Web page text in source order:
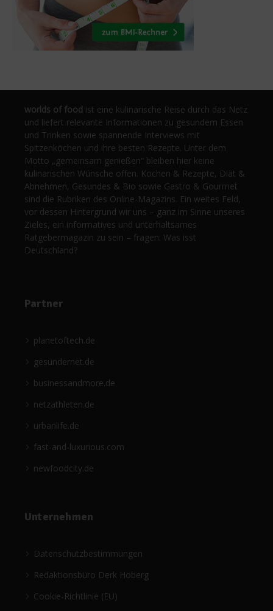
worlds of food ist eine kulinarische Reise durch das Netz
und liefert relevante Informationen zu gesundem Essen
und Trinken sowie spannende Interviews mit
Spitzenköchen und ihre besten Rezepte. Unter dem
Motto „gemeinsam genießen“ bleiben hier keine
kulinarischen Wünsche offen. Kochen & Rezepte, Diät &
Abnehmen, Gesundes & Bio sowie Gastro & Gourmet
sind die Rubriken des Online-Magazins. Ein weites Feld,
vor dessen Hintergrund wir uns – ganz im Sinne unseres
Zieles, ein informatives und unterhaltsames
Ratgebermagazin zu sein – fragen: Was isst
Deutschland?
Partner
planetoftech.de
gesündernet.de
businessandmore.de
netzathleten.de
urbanlife.de
fast-and-luxurious.com
newfoodcity.de
Unternehmen
Datenschutzbestimmungen
Redaktionsbüro Derk Hoberg
Cookie-Richtlinie (EU)